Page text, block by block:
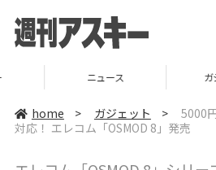
ガジェット
home > ガジェット >
5000
対応！ エレコム「OSMOD 8」発売